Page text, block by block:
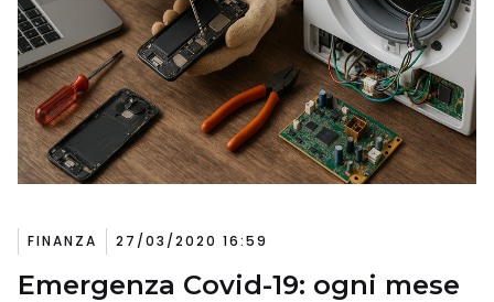
FINANZA 27/03/2020 16:59
Emergenza Covid-19: ogni mese